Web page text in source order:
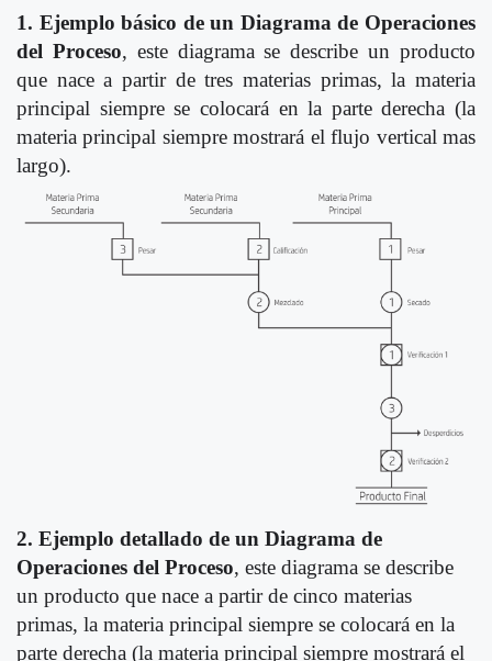
1. Ejemplo básico de un Diagrama de Operaciones
del Proceso, este diagrama se describe un producto
que nace a partir de tres materias primas, la materia
principal siempre se colocará en la parte derecha (la
materia principal siempre mostrará el flujo vertical mas
largo).
2. Ejemplo detallado de un Diagrama de
Operaciones del Proceso, este diagrama se describe
un producto que nace a partir de cinco materias
primas, la materia principal siempre se colocará en la
parte derecha (la materia principal siempre mostrará el